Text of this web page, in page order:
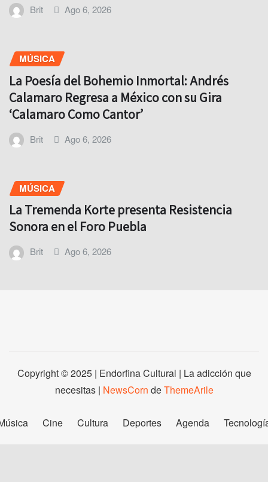
Brit Ago 6, 2026
MÚSICA
La Poesía del Bohemio Inmortal: Andrés
Calamaro Regresa a México con su Gira
‘Calamaro Como Cantor’
Brit Ago 6, 2026
MÚSICA
La Tremenda Korte presenta Resistencia
Sonora en el Foro Puebla
Brit Ago 6, 2026
Copyright © 2025 | Endorfina Cultural | La adicción que
necesitas | NewsCorn deThemeArile
Cine Cultura Deportes Agenda